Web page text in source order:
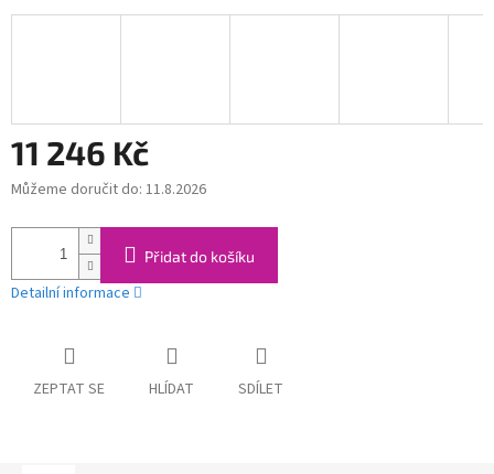
11 246 Kč
Měrná
Můžeme doručit do: 11.8.2026
Přidat do košíku
Detailní informace
ZEPTAT SE HLÍDAT SDÍLET